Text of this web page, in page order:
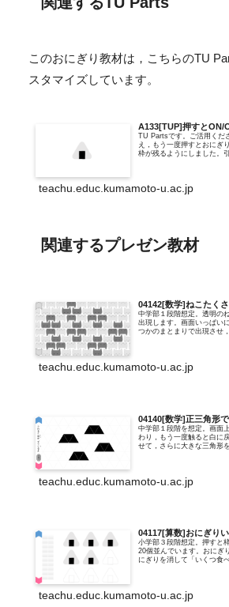
このおにぎり教材は，こちらのTU
スタマイズしています。
A133[TUP]押すとON/
TU Partsです。ご活用くだ
え，もう一度押すとおにぎ
枠が残るようにしました。
teachu.educ.kumamoto-u.ac.jp
関連するプレゼン教材
04142[数学]ねこたく
中学部１段階想定。透明の
出現します。画面いっぱい
つかのまとまりで出現させ
teachu.educ.kumamoto-u.ac.jp
04140[数学]正三角形
中学部１段階を想定。画面
わり，もう一度触ると白に
せて，さらに大きな三角形
teachu.educ.kumamoto-u.ac.jp
04117[算数]おにぎり
小学部３段階想定。押すと
20個並んでいます。おにぎ
にぎりを消して「いくつ食
teachu.educ.kumamoto-u.ac.jp